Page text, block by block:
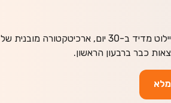
אני מטמיע, יועץ ומדריך AI — בונה לארגונים בישראל את ה-foundation ל-AI ארגוני: פיילוט מדיד ב-30 יום, ארכיטקטורה מובנית של